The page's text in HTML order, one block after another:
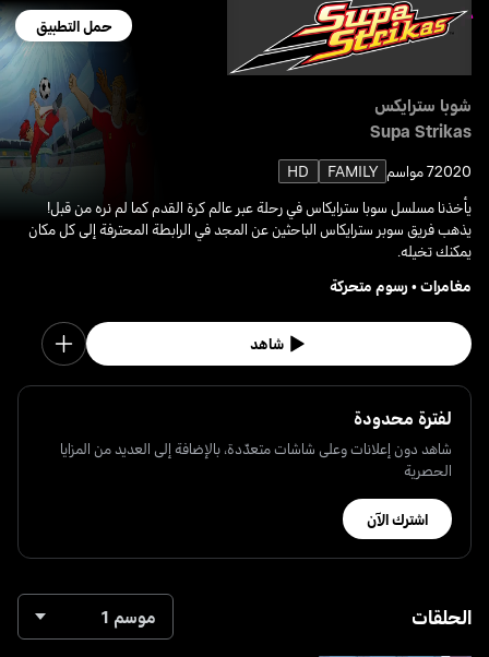
حمل التطبيق
شوبا سترايكس
Supa Strikas
20207 مواسم FAMILY
HD
يأخذنا مسلسل سوبا سترايكاس في رحلة عبر عالم كرة القدم كما لم نره من قبل!
يذهب فريق سوبر سترايكاس الباحثين عن المجد في الرابطة المحترفة إلى كل مكان
يمكنك تخيله.
مغامرات•رسوم متحركة
شاهد
لفترة محدودة
شاهد دون إعلانات وعلى شاشات متعدّدة، بالإضافة إلى العديد من المزايا
الحصرية
اشترك الآن
الحلقات موسم 1